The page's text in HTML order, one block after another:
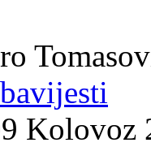
Kolovoz